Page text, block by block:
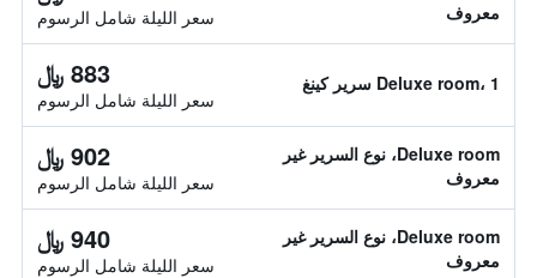
معروف
سعر الليلة شامل الرسوم
Deluxe room، 1 سرير كينغ 883 ﷼
سعر الليلة شامل الرسوم
Deluxe room، نوع السرير غير
معروف
902 ﷼
سعر الليلة شامل الرسوم
Deluxe room، نوع السرير غير
معروف
940 ﷼
سعر الليلة شامل الرسوم